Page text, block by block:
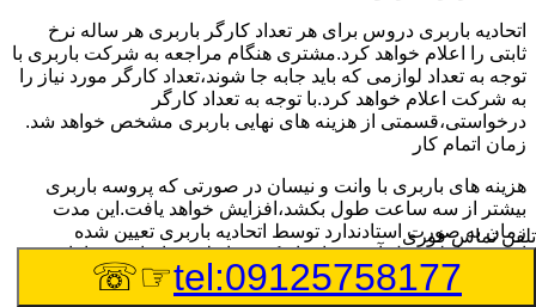
اتحادیه باربری دروس برای هر تعداد کارگر باربری هر ساله نرخ
ثابتی را اعلام خواهد کرد.مشتری هنگام مراجعه به شرکت باربری با
توجه به تعداد لوازمی که باید جابه جا شوند،تعداد کارگر مورد نیاز را
به شرکت اعلام خواهد کرد.با توجه به تعداد کارگر
درخواستی،قسمتی از هزینه های نهایی باربری مشخص خواهد شد.
زمان اتمام کار
هزینه های باربری با وانت و نیسان در صورتی که پروسه باربری
بیشتر از سه ساعت طول بکشد،افزایش خواهد یافت.این مدت
زمان به صورت استادندارد توسط اتحادیه باربری تعیین شده
است.عواملی مثل آب وهوا،ترافیک،شرایط جغرافیایی مبدا یا حجم
زیاد لوازم ممکن است باعث افزایش مدت زمان بارگیری و باربری
شوند که افزایش هزینه های باربری را در پی خواهند داشت.
تلفن تماس فوری
tel:09125758177
☞☏